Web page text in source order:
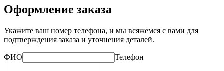
Оформление заказа
Укажите ваш номер телефона, и мы всяжемся с вами для
подтверждения заказа и уточнения деталей.
ФИО Телефон